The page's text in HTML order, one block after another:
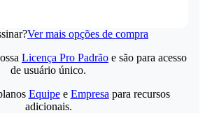
Ver mais opções de compra
Licença Pro Padrão e são para acesso
de usuário único.
Equipee Empresa para recursos
adicionais.